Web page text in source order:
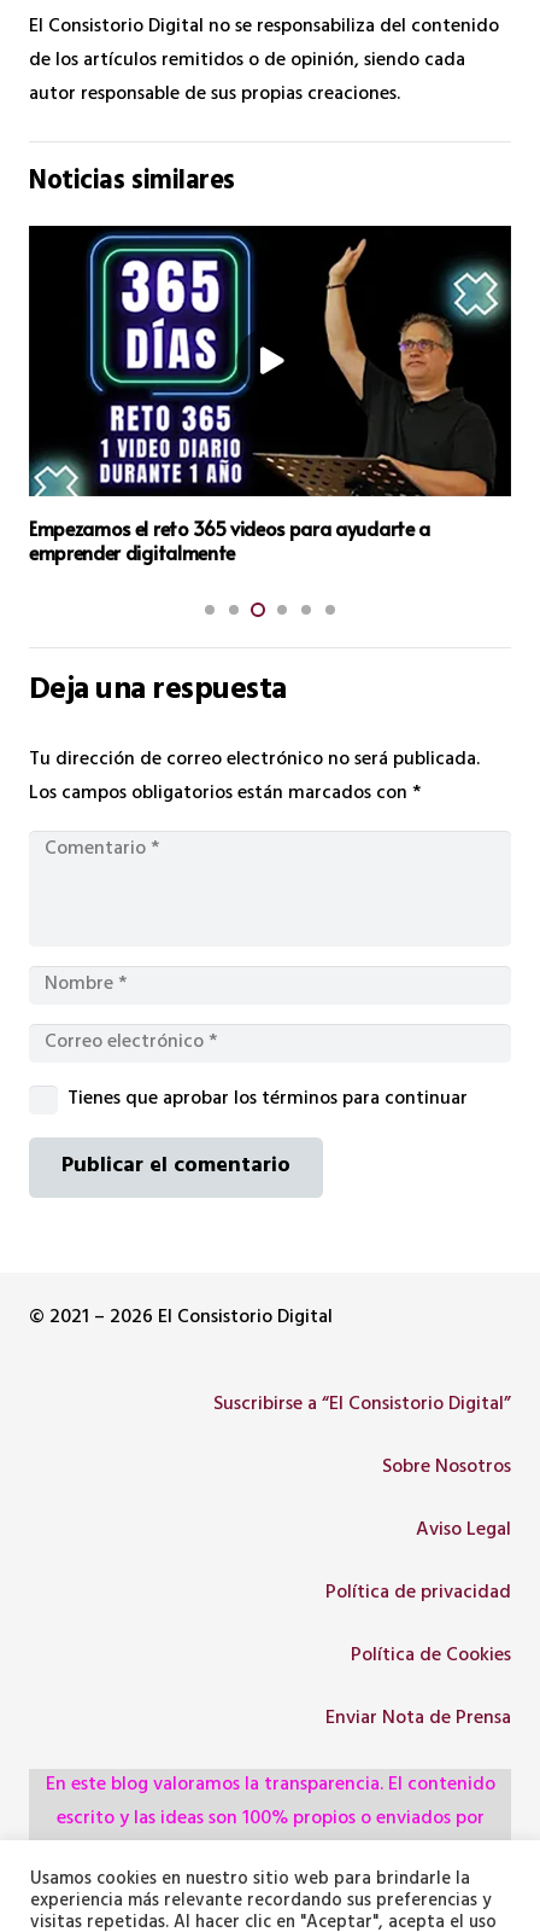
El Consistorio Digital no se responsabiliza del contenido
de los artículos remitidos o de opinión, siendo cada
autor responsable de sus propias creaciones.
Noticias similares
Cómo Enviar Newsletters a una Lista de Contactos en
Getresponse
Deja una respuesta
Tu dirección de correo electrónico no será publicada.
Los campos obligatorios están marcados con*
Tienes que aprobar los términos para continuar
Publicar el comentario
© 2021 – 2026 El Consistorio Digital
Suscribirse a “El Consistorio Digital”
Sobre Nosotros
Aviso Legal
Política de privacidad
Política de Cookies
Enviar Nota de Prensa
En este blog valoramos la transparencia. El contenido
escrito y las ideas son 100% propios o enviados por
administraciones, pero utilizamos herramientas de
inteligencia artificial para optimizar la maquetación del
Usamos cookies en nuestro sitio web para brindarle la
experiencia más relevante recordando sus preferencias y
visitas repetidas. Al hacer clic en "Aceptar", acepta el uso